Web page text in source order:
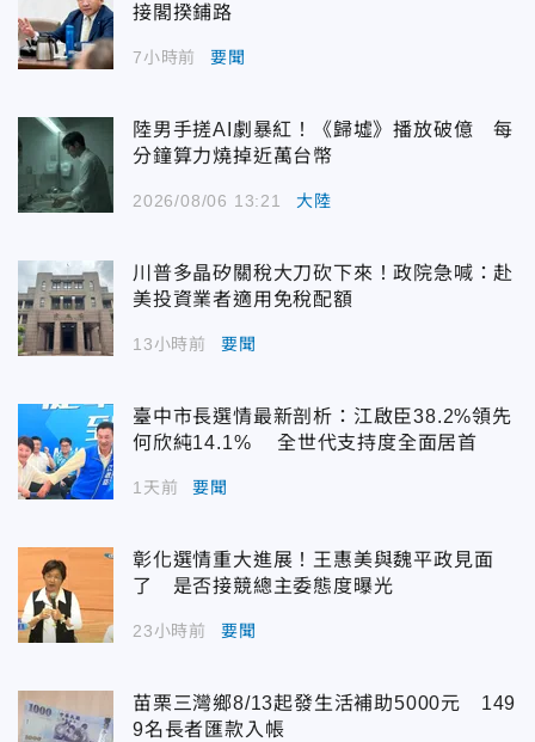
接閣揆鋪路
7小時前 要聞
陸男手搓AI劇暴紅！《歸墟》播放破億 每
分鐘算力燒掉近萬台幣
2026/08/06 13:21 大陸
川普多晶矽關稅大刀砍下來！政院急喊：赴
美投資業者適用免稅配額
13小時前 要聞
臺中市長選情最新剖析：江啟臣38.2%領先
何欣純14.1% 全世代支持度全面居首
1天前 要聞
彰化選情重大進展！王惠美與魏平政見面
了 是否接競總主委態度曝光
23小時前 要聞
苗栗三灣鄉8/13起發生活補助5000元 149
9名長者匯款入帳